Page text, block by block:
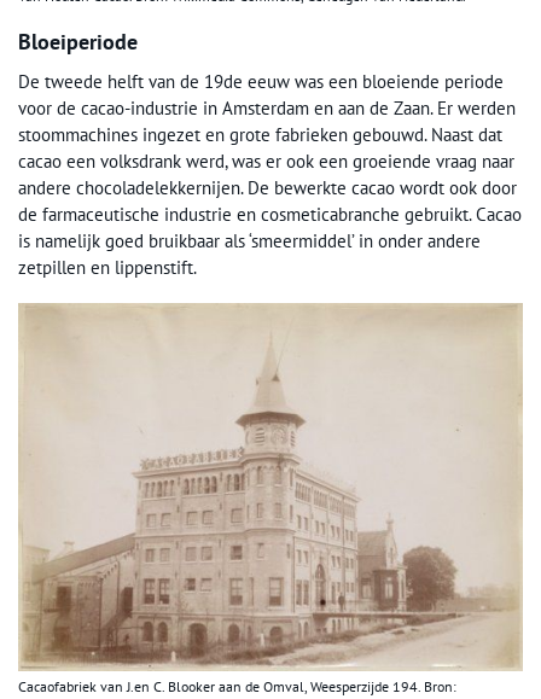
Bloeiperiode
De tweede helft van de 19de eeuw was een bloeiende periode
voor de cacao-industrie in Amsterdam en aan de Zaan. Er werden
stoommachines ingezet en grote fabrieken gebouwd. Naast dat
cacao een volksdrank werd, was er ook een groeiende vraag naar
andere chocoladelekkernijen. De bewerkte cacao wordt ook door
de farmaceutische industrie en cosmeticabranche gebruikt. Cacao
is namelijk goed bruikbaar als ‘smeermiddel’ in onder andere
zetpillen en lippenstift.
Cacaofabriek van J.en C. Blooker aan de Omval, Weesperzijde 194. Bron: